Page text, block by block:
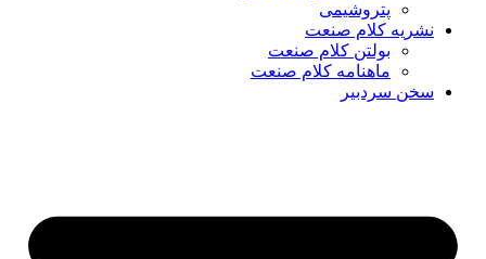
پتروشیمی
نشریه کلام صنعت
بولتن کلام صنعت
ماهنامه کلام صنعت
سخن سردبیر